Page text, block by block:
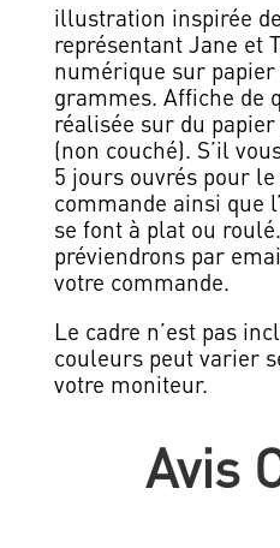
illustration inspirée
représentant Jane et
numérique sur papier
grammes. Affiche de
réalisée sur du
(non couché). S’il
5 jours ouvrés pour
commande ainsi que
se font à plat ou
préviendrons par
votre commande.
Le cadre n’est pas
couleurs peut varier
votre moniteur.
Avis